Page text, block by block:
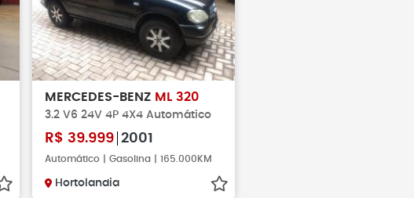
MERCEDES-BENZ ML 320
3.2 V6 24V 4P 4X4 Automático
R$ 39.999 2001
Automático | Gasolina | 165.000KM
Hortolandia